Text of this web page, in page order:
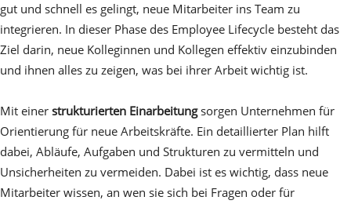
gut und schnell es gelingt, neue Mitarbeiter ins Team zu
integrieren. In dieser Phase des Employee Lifecycle besteht das
Ziel darin, neue Kolleginnen und Kollegen effektiv einzubinden
und ihnen alles zu zeigen, was bei ihrer Arbeit wichtig ist.
Mit einer strukturierten Einarbeitungsorgen Unternehmen für
Orientierung für neue Arbeitskräfte. Ein detaillierter Plan hilft
dabei, Abläufe, Aufgaben und Strukturen zu vermitteln und
Unsicherheiten zu vermeiden. Dabei ist es wichtig, dass neue
Mitarbeiter wissen, an wen sie sich bei Fragen oder für